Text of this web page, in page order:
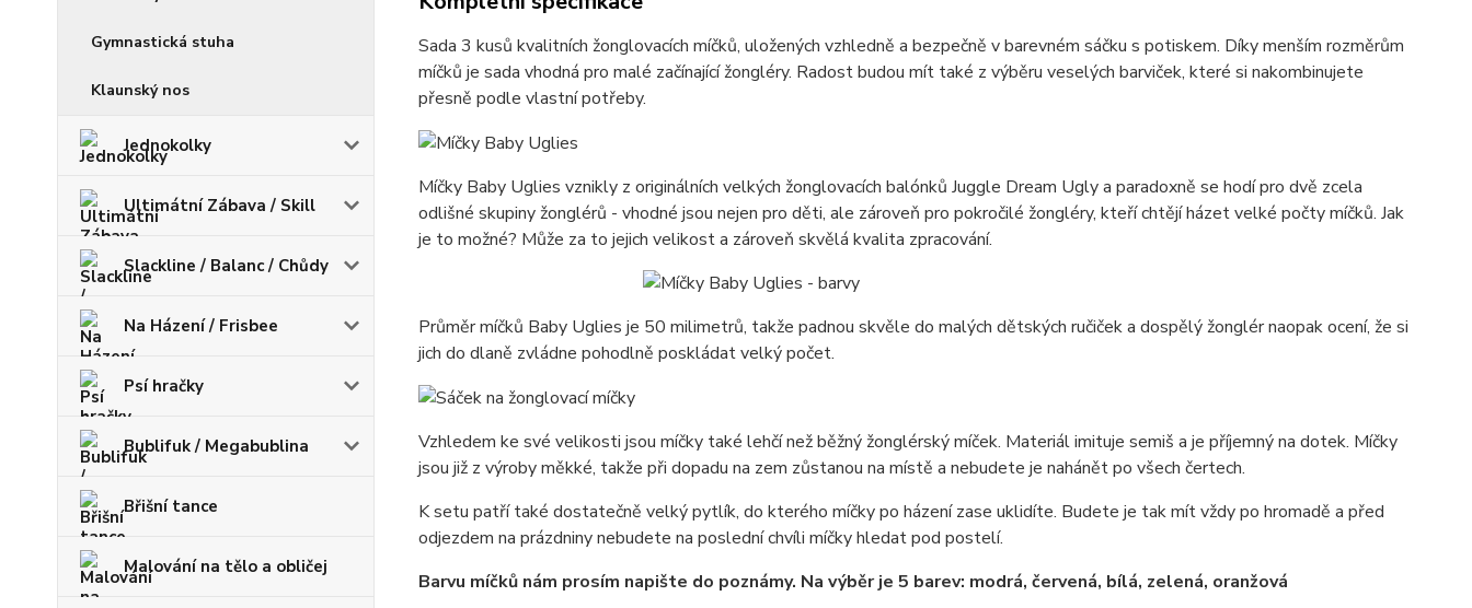
Gymnastická stuha
Klaunský nos
Jednokolky
Ultimátní Zábava / Skill
Slackline / Balanc / Chůdy
Na Házení / Frisbee
Psí hračky
Bublifuk / Megabublina
Břišní tance
Malování na tělo a obličej
Sada 3 kusů kvalitních žonglovacích míčků, uložených vzhledně a bezpečně v barevném sáčku s potiskem. Díky menším rozměrům
míčků je sada vhodná pro malé začínající žongléry. Radost budou mít také z výběru veselých barviček, které si nakombinujete
přesně podle vlastní potřeby.
Míčky Baby Uglies vznikly z originálních velkých žonglovacích balónků Juggle Dream Ugly a paradoxně se hodí pro dvě zcela
odlišné skupiny žonglérů - vhodné jsou nejen pro děti, ale zároveň pro pokročilé žongléry, kteří chtějí házet velké počty míčků. Jak
je to možné? Může za to jejich velikost a zároveň skvělá kvalita zpracování.
Průměr míčků Baby Uglies je 50 milimetrů, takže padnou skvěle do malých dětských ručiček a dospělý žonglér naopak ocení, že si
jich do dlaně zvládne pohodlně poskládat velký počet.
Vzhledem ke své velikosti jsou míčky také lehčí než běžný žonglérský míček. Materiál imituje semiš a je příjemný na dotek. Míčky
jsou již z výroby měkké, takže při dopadu na zem zůstanou na místě a nebudete je nahánět po všech čertech.
K setu patří také dostatečně velký pytlík, do kterého míčky po házení zase uklidíte. Budete je tak mít vždy po hromadě a před
odjezdem na prázdniny nebudete na poslední chvíli míčky hledat pod postelí.
Barvu míčků nám prosím napište do poznámy. Na výběr je 5 barev: modrá, červená, bílá, zelená, oranžová